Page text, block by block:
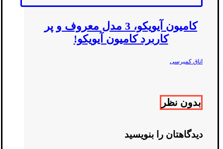
کامیون آیویکو، 3 مدل معروف و پر
کاربرد کامیون آیویکو!
اتاق کمپرسی
بدون نظر
دیدگاهتان را بنویسید